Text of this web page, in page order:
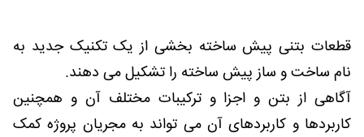
قطعات بتنی پیش ساخته بخشی از یک تکنیک جدید به
نام ساخت و ساز پیش ساخته را تشکیل می دهند.
آگاهی از بتن و اجزا و ترکیبات مختلف آن و همچنین
کاربردها و کاربردهای آن می تواند به مجریان پروژه کمک